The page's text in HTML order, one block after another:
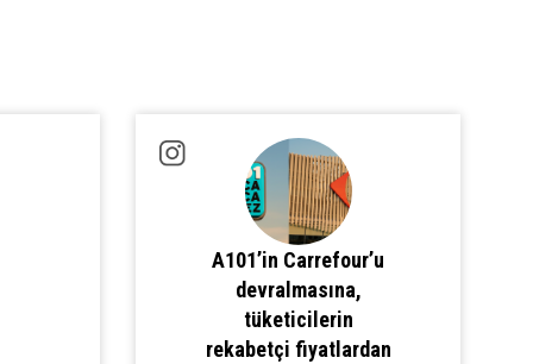
A101’in Carrefour’u
devralmasına,
tüketicilerin
rekabetçi fiyatlardan